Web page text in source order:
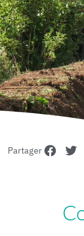
Partager